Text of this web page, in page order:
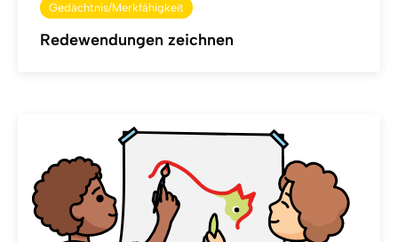
Gedächtnis/Merkfähigkeit
Redewendungen zeichnen